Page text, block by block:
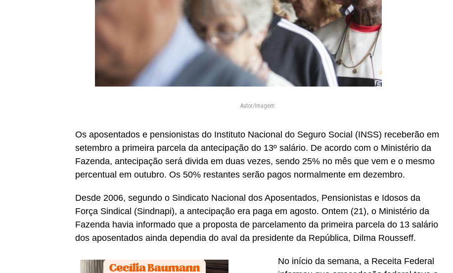
Autor/Imagem:
Os aposentados e pensionistas do Instituto Nacional do Seguro Social (INSS) receberão em
setembro a primeira parcela da antecipação do 13º salário. De acordo com o Ministério da
Fazenda, antecipação será divida em duas vezes, sendo 25% no mês que vem e o mesmo
percentual em outubro. Os 50% restantes serão pagos normalmente em dezembro.
Desde 2006, segundo o Sindicato Nacional dos Aposentados, Pensionistas e Idosos da
Força Sindical (Sindnapi), a antecipação era paga em agosto. Ontem (21), o Ministério da
Fazenda havia informado que a proposta de parcelamento da primeira parcela do 13 salário
dos aposentados ainda dependia do aval da presidente da República, Dilma Rousseff.
No início da semana, a Receita Federal